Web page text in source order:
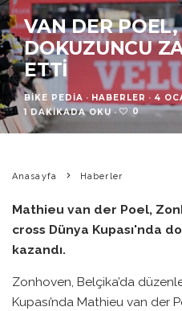
VAN DER
DOKUZUNCU
ETTI
BIKE PEDIA · HABERLER · 4
1 DAKIKADA OKU · 0
Anasayfa Haberler
Mathieu van der Poel,
cross Dünya Kupası'nda
kazandı.
Zonhoven, Belçika’da
Kupası’nda Mathieu van der